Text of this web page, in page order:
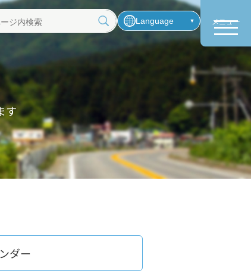
Language メニュー
す
ダー